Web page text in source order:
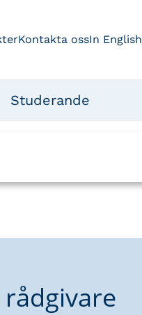
Kontakta ossIn English
Studerande